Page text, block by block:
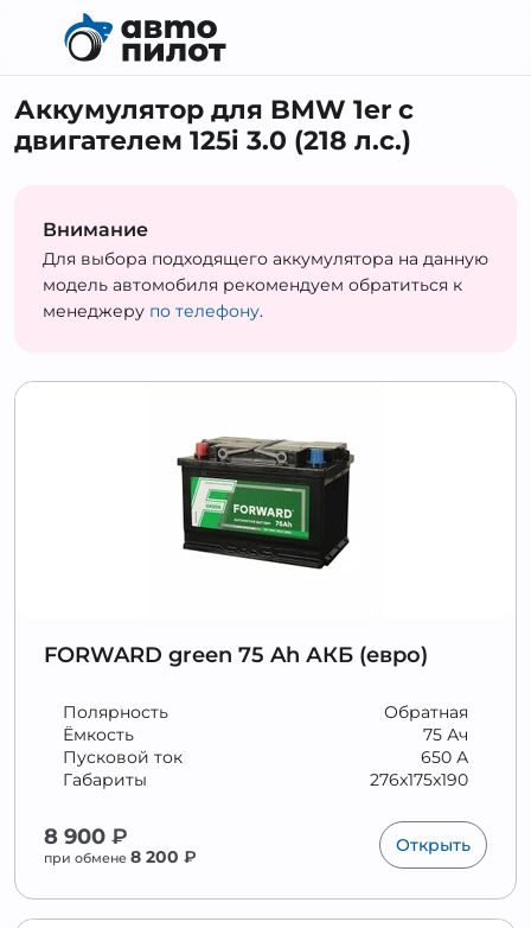
Аккумулятор для BMW 1er с
двигателем 125i 3.0 (218 л.с.)
Внимание
Для выбора подходящего аккумулятора на данную
модель автомобиля рекомендуем обратиться к
менеджеру по телефону.
FORWARD green 75 Ah АКБ (евро)
Обратная
Полярность
75 Ач
Ёмкость
650 А
Пусковой ток
276x175x190
Габариты
8 900 ₽
при обмене 8 200 ₽
Открыть